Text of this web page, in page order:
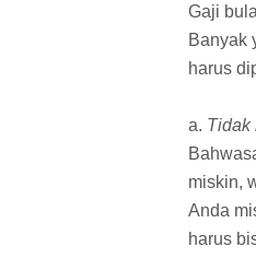
Gaji
Banyak
harus
a. Tidak
miskin,
Anda
harus